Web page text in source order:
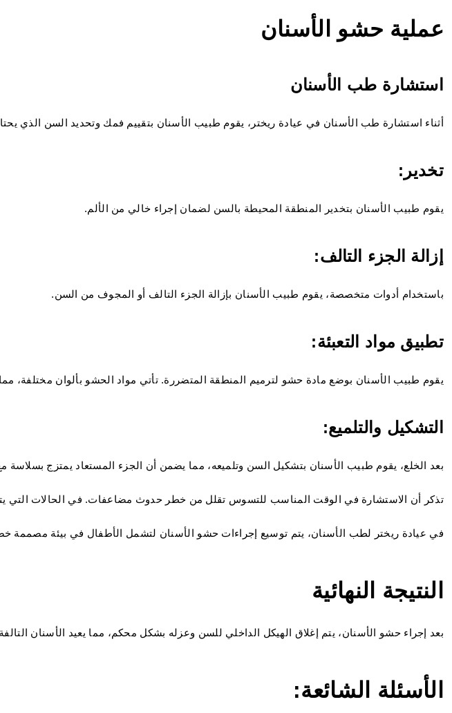
عملية حشو الأسنان
استشارة طب الأسنان
أثناء استشارة طب الأسنان في عيادة ريختر، يقوم طبيب الأسنان بتقييم فمك وتحديد السن الذي
تخدير:
يقوم طبيب الأسنان بتخدير المنطقة المحيطة بالسن لضمان إجراء خالي من الألم.
إزالة الجزء التالف:
باستخدام أدوات متخصصة، يقوم طبيب الأسنان بإزالة الجزء التالف أو المجوف من السن.
تطبيق مواد التعبئة:
يقوم طبيب الأسنان بوضع مادة حشو لترميم المنطقة المتضررة. تأتي مواد الحشو بألوان مختلفة،
التشكيل والتلميع:
بعد الخلع، يقوم طبيب الأسنان بتشكيل السن وتلميعه، مما يضمن أن الجزء المستعاد يمتزج بسلاسة
تذكر أن الاستشارة في الوقت المناسب للتسوس تقلل من خطر حدوث مضاعفات. في الحالات التي
في عيادة ريختر لطب الأسنان، يتم توسيع إجراءات حشو الأسنان لتشمل الأطفال في بيئة مصممة
النتيجة النهائية
بعد إجراء حشو الأسنان، يتم إغلاق الهيكل الداخلي للسن وعزله بشكل محكم، مما يعيد الأسنان
الأسئلة الشائعة: